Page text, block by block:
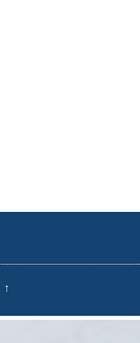
↑